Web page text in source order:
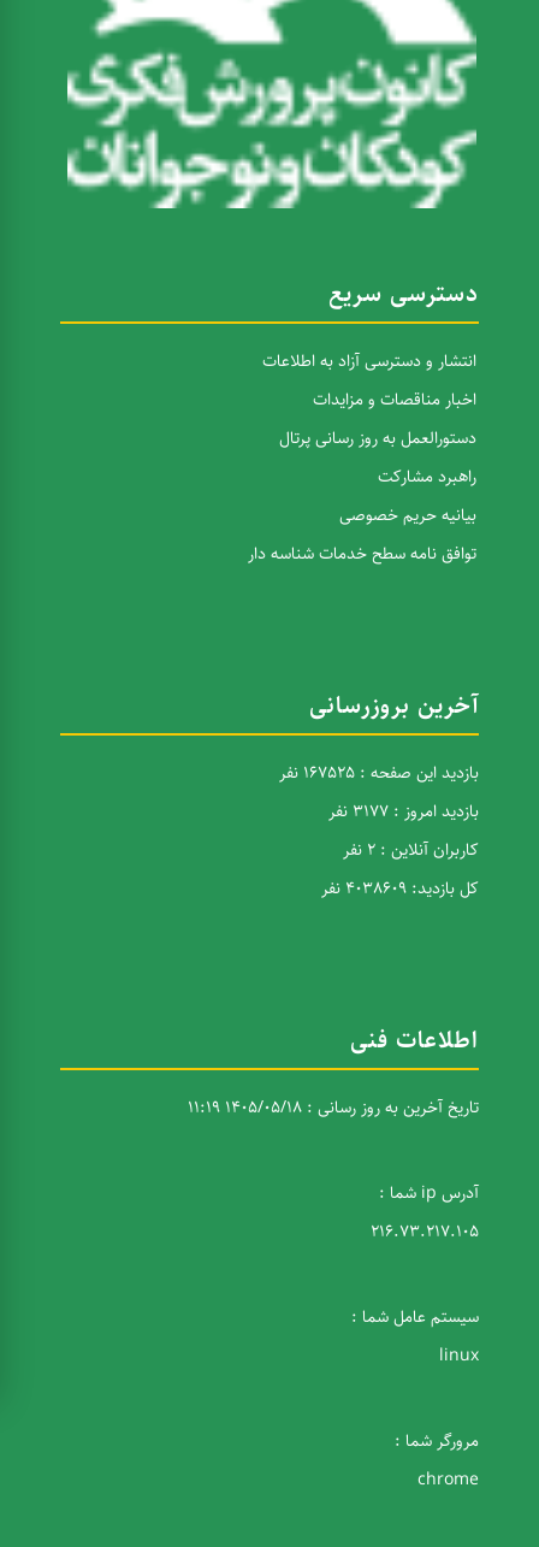
دسترسی سریع
انتشار و دسترسی آزاد به اطلاعات
اخبار مناقصات و مزایدات
دستورالعمل به روز رسانی پرتال
راهبرد مشارکت
بیانیه حریم خصوصی
توافق نامه سطح خدمات شناسه دار
آخرین بروزرسانی
بازدید این صفحه : 167525 نفر
بازدید امروز : 3177 نفر
کاربران آنلاین : 2 نفر
کل بازدید: 4038609 نفر
اطلاعات فنی
تاریخ آخرین به روز رسانی : 1405/05/18 11:19
آدرس ip شما :
216.73.217.105
سیستم عامل شما :
linux
مرورگر شما :
chrome